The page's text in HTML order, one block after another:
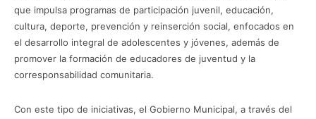
que impulsa programas de participación juvenil, educación,
cultura, deporte, prevención y reinserción social, enfocados en
el desarrollo integral de adolescentes y jóvenes, además de
promover la formación de educadores de juventud y la
corresponsabilidad comunitaria.
Con este tipo de iniciativas, el Gobierno Municipal, a través del